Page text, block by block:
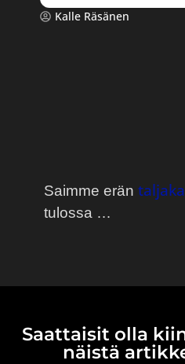
Kalle Räsänen
Saimme erän
tulossa …
Saattaisit olla
näistä